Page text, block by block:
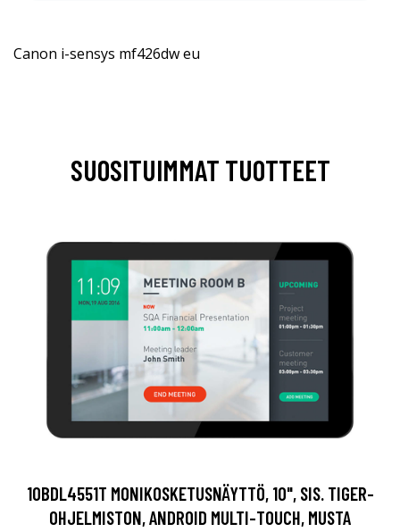
Canon i-sensys mf426dw eu
SUOSITUIMMAT TUOTTEET
10BDL4551T MONIKOSKETUSNÄYTTÖ, 10", SIS. TIGER-
OHJELMISTON, ANDROID MULTI-TOUCH, MUSTA